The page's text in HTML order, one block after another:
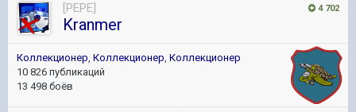
4 702
[PEPE]
Kranmer
Коллекционер, Коллекционер, Коллекционер
10 826 публикаций
13 498 боёв